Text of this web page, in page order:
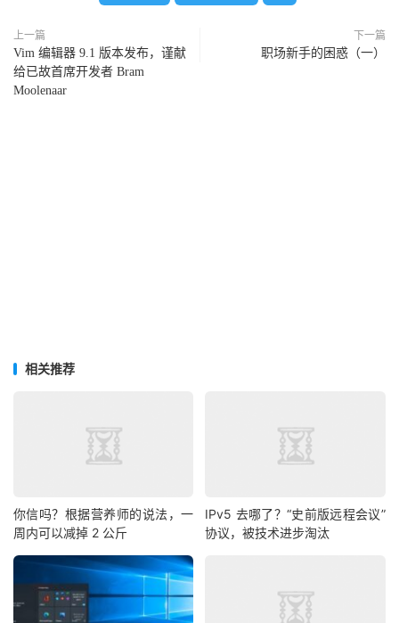
上一篇
Vim 编辑器 9.1 版本发布，谨献
给已故首席开发者 Bram
Moolenaar
下一篇
职场新手的困惑（一）
相关推荐
你信吗？根据营养师的说法，一
周内可以减掉 2 公斤
IPv5 去哪了？“史前版远程会议”
协议，被技术进步淘汰